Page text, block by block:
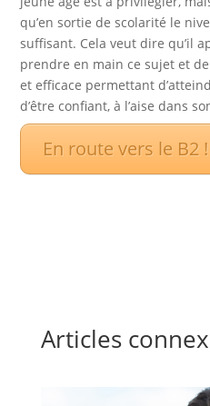
qu’en sortie de scolarité le
suffisant. Cela veut dire qu’il
prendre en main ce sujet et
et efficace permettant
d’être confiant, à l’aise dans
En route vers le B2 !
Articles